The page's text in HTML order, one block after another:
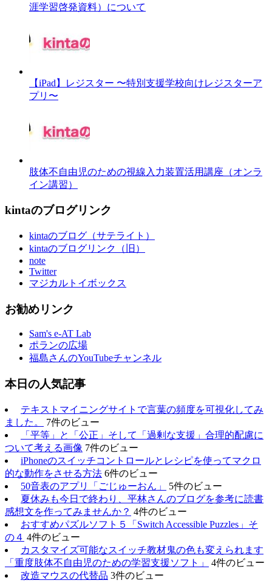
涯学習啓発資料）について
【iPad】レジスター 〜特別支援学校向けレジスターア
プリ〜
肢体不自由児のための視線入力装置活用講座（オンラ
イン講習）
kintaのブログリンク
kintaのブログ（サテライト）
kintaのブログリンク（旧）
note
Twitter
マジカルトイボックス
お勧めリンク
Sam's e-AT Lab
ポランの広場
福島さんのYouTubeチャンネル
本日の人気記事
テキストマイニングサイトで言葉の頻度を可視化してみ
ました。
7件のビュー
「平等」と「公正」そして「過剰な支援」合理的配慮に
ついて考える画像 7件のビュー
iPhoneのスイッチコントロールとレシピを使ってマクロ
的な動作をさせる方法 6件のビュー
50音表のアプリ「ごじゅーおん」
5件のビュー
夏休みも今日で終わり、平林さんのブログを参考に読書
感想文を作ってみませんか？ 4件のビュー
おすすめパズルソフト５「Switch Accessible Puzzles」そ
の４ 4件のビュー
カスタマイズ可能なスイッチ教材鬼の色も変えられます
「重度肢体不自由児のための学習支援ソフト」
4件のビュー
改造マウスの代替品 3件のビュー